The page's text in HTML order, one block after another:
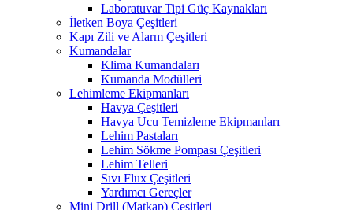
Laboratuvar Tipi Güç Kaynakları
İletken Boya Çeşitleri
Kapı Zili ve Alarm Çeşitleri
Kumandalar
Klima Kumandaları
Kumanda Modülleri
Lehimleme Ekipmanları
Havya Çeşitleri
Havya Ucu Temizleme Ekipmanları
Lehim Pastaları
Lehim Sökme Pompası Çeşitleri
Lehim Telleri
Sıvı Flux Çeşitleri
Yardımcı Gereçler
Mini Drill (Matkap) Çeşitleri